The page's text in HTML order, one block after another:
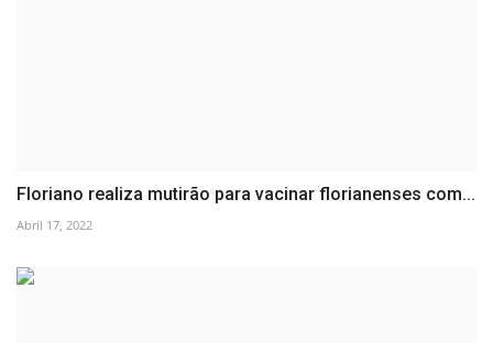
Floriano realiza mutirão para vacinar florianenses com...
Abril 17, 2022